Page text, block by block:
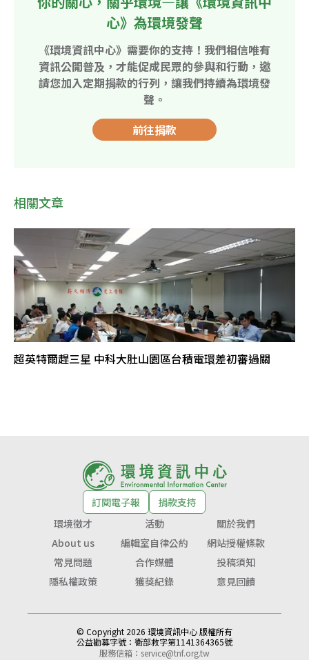
心》為環境發聲
《環境資訊中心》需要你的支持！我們相信唯有
資訊公開普及，才能促成民眾的參與和行動，邀
請您加入定期捐款的行列，讓我們持續為環境發
聲。
前往捐款
相關文章
超英特爾趕三星 中科大肚山園區台積電環差初審過關
訂閱電子報
捐款支持
環境徵才
活動
關於我們
About us
編輯室自律公約
網站授權條款
常見問題
合作媒體
投稿須知
隱私權政策
獲獎紀錄 意見回饋
© Copyright 2026 環境資訊中心 版權所有
公益勸募字號： 衛部救字第1141364365號
服務信箱： service@tnf.org.tw